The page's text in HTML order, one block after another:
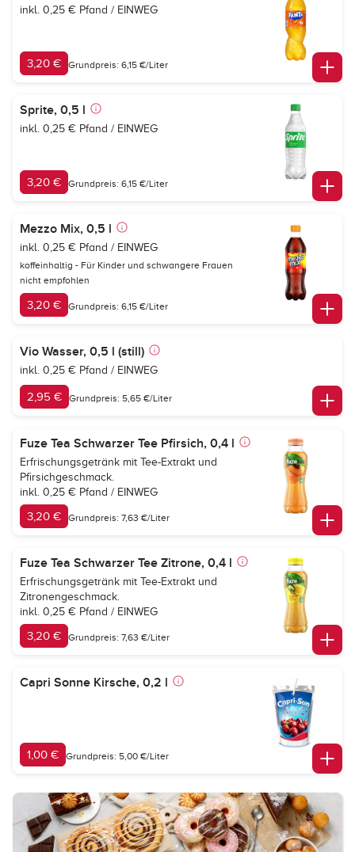
inkl. 0,25 € Pfand / EINWEG
3,20 € Grundpreis: 6,15 €/Liter
Sprite, 0,5 l
inkl. 0,25 € Pfand / EINWEG
3,20 € Grundpreis: 6,15 €/Liter
Mezzo Mix, 0,5 l
inkl. 0,25 € Pfand / EINWEG
koffeinhaltig - Für Kinder und schwangere Frauen
nicht empfohlen
3,20 € Grundpreis: 6,15 €/Liter
Vio Wasser, 0,5 l (still)
inkl. 0,25 € Pfand / EINWEG
2,95 € Grundpreis: 5,65 €/Liter
Fuze Tea Schwarzer Tee Pfirsich, 0,4 l
Erfrischungsgetränk mit Tee-Extrakt und
Pfirsichgeschmack.
inkl. 0,25 € Pfand / EINWEG
3,20 € Grundpreis: 7,63 €/Liter
Fuze Tea Schwarzer Tee Zitrone, 0,4 l
Erfrischungsgetränk mit Tee-Extrakt und
Zitronengeschmack.
inkl. 0,25 € Pfand / EINWEG
3,20 € Grundpreis: 7,63 €/Liter
Capri Sonne Kirsche, 0,2 l
1,00 € Grundpreis: 5,00 €/Liter